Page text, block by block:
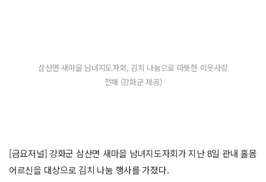
삼산면 새마을 남녀지도자회, 김치 나눔으로 따뜻한 이웃사랑
전해 (강화군 제공)
[금요저널] 강화군 삼산면 새마을 남녀지도자회가 지난 8일 관내 홀몸
어르신을 대상으로 김치 나눔 행사를 가졌다.